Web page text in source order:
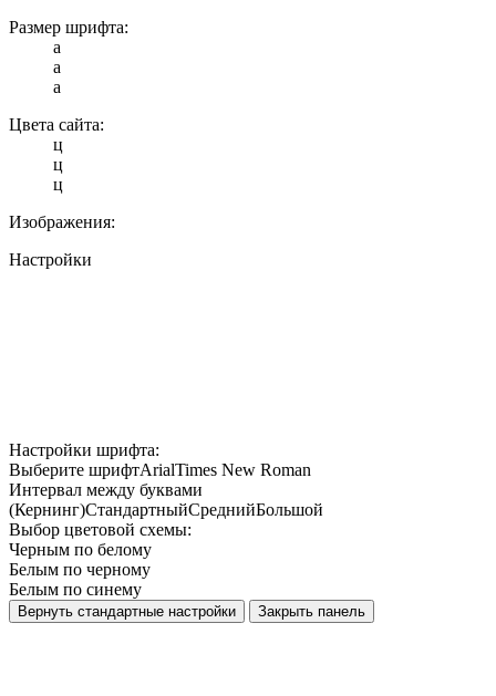
Размер шрифта:
a
a
a
Цвета сайта:
ц
ц
ц
Изображения:
Настройки
Настройки шрифта:
Выберите шрифтArialTimes New Roman
Интервал между буквами
(Кернинг)СтандартныйСреднийБольшой
Выбор цветовой схемы:
Черным по белому
Белым по черному
Белым по синему
Вернуть стандартные настройки Закрыть панель